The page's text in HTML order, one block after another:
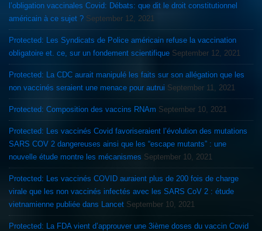
l’obligation vaccinales Covid: Débats: que dit le droit constitutionnel
américain à ce sujet ? September 12, 2021
Protected: Les Syndicats de Police américain refuse la vaccination
obligatoire et. ce, sur un fondement scientifique September 12, 2021
Protected: La CDC aurait manipulé les faits sur son allégation que les
non vaccinés seraient une menace pour autrui September 11, 2021
Protected: Composition des vaccins RNAm September 10, 2021
Protected: Les vaccinés Covid favoriseraient l’évolution des mutations
SARS COV 2 dangereuses ainsi que les “escape mutants” : une
nouvelle étude montre les mécanismes September 10, 2021
Protected: Les vaccinés COVID auraient plus de 200 fois de charge
virale que les non vaccinés infectés avec les SARS CoV 2 : étude
vietnamienne publiée dans Lancet September 10, 2021
Protected: La FDA vient d’approuver une 3ième doses du vaccin Covid